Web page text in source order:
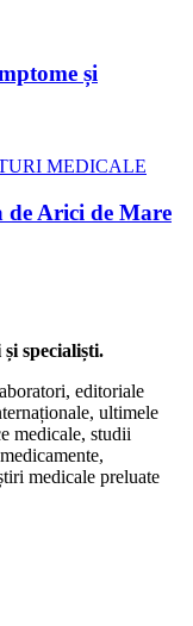
și
MEDICALE
Arici de Mare
specialiști.
editoriale
ultimele
medicale, studii
medicale preluate